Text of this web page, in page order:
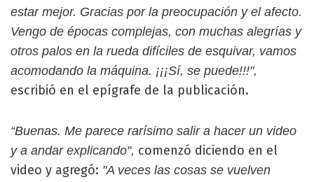
estar mejor. Gracias por la preocupación y el afecto.
Vengo de épocas complejas, con muchas alegrías y
otros palos en la rueda difíciles de esquivar, vamos
acomodando la máquina. ¡¡¡Sí, se puede!!!",
escribió en el epígrafe de la publicación.
“Buenas. Me parece rarísimo salir a hacer un video
y a andar explicando", comenzó diciendo en el
video y agregó: "A veces las cosas se vuelven